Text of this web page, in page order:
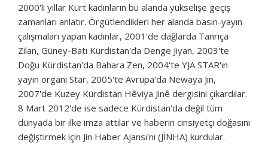
2000'li yıllar Kürt kadınların bu alanda yükselişe geçiş
zamanları anlatır. Örgütlendikleri her alanda basın-yayın
çalışmaları yapan kadınlar, 2001'de dağlarda Tanrıça
Zilan, Güney-Batı Kürdistan'da Denge Jiyan, 2003'te
Doğu Kürdistan'da Bahara Zen, 2004'te YJA STAR'ın
yayın organı Star, 2005'te Avrupa'da Newaya Jin,
2007'de Kuzey Kürdistan Hêviya Jinê dergisini çıkardılar.
8 Mart 2012'de ise sadece Kürdistan'da değil tüm
dünyada bir ilke imza attılar ve haberin cinsiyetçi doğasını
değiştirmek için Jin Haber Ajansı'nı (JİNHA) kurdular.